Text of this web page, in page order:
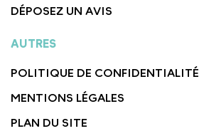
DÉPOSEZ UN AVIS
AUTRES
POLITIQUE DE CONFIDENTIALITÉ
MENTIONS LÉGALES
PLAN DU SITE